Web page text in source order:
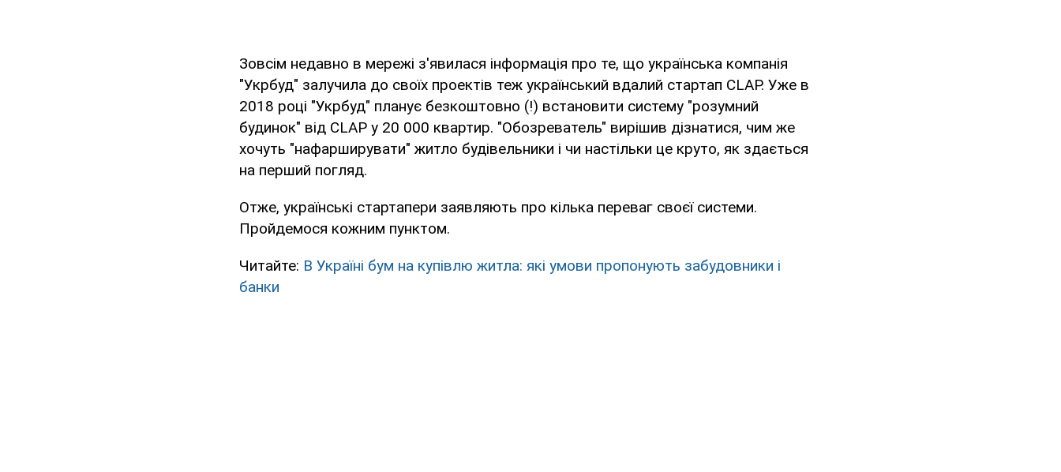
Зовсім недавно в мережі з'явилася інформація про те, що українська компанія
"Укрбуд" залучила до своїх проектів теж український вдалий стартап CLAP. Уже в
2018 році "Укрбуд" планує безкоштовно (!) встановити систему "розумний
будинок" від CLAP у 20 000 квартир. "Обозреватель" вирішив дізнатися, чим же
хочуть "нафарширувати" житло будівельники і чи настільки це круто, як здається
на перший погляд.
Отже, українські стартапери заявляють про кілька переваг своєї системи.
Пройдемося кожним пунктом.
Читайте: В Україні бум на купівлю житла: які умови пропонують забудовники і
банки